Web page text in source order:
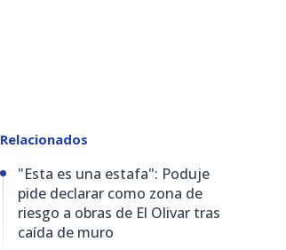
Relacionados
"Esta es una estafa": Poduje
pide declarar como zona de
riesgo a obras de El Olivar tras
caída de muro